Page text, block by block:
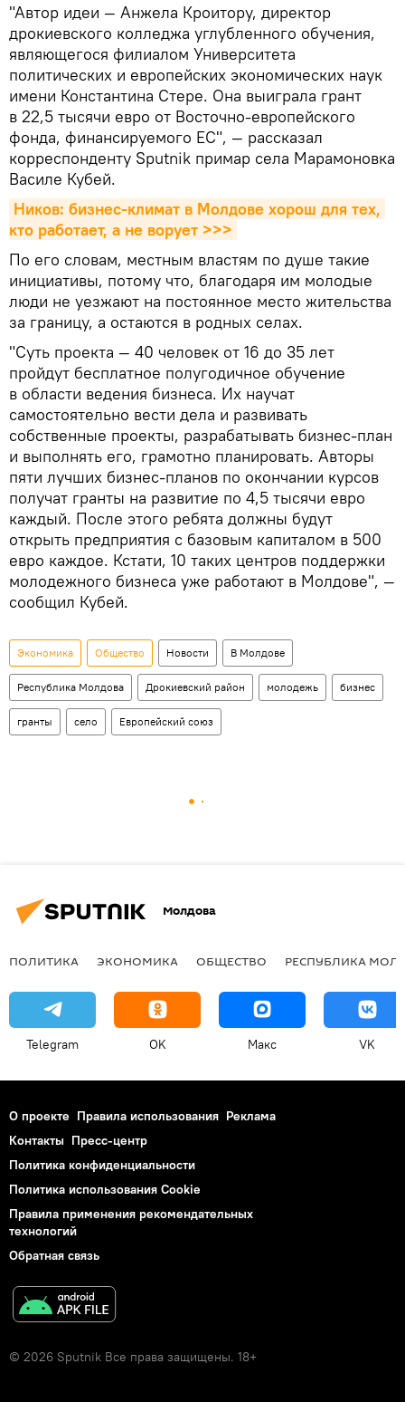
"Автор идеи — Анжела Кроитору, директор
дрокиевского колледжа углубленного обучения,
являющегося филиалом Университета
политических и европейских экономических наук
имени Константина Стере. Она выиграла грант
в 22,5 тысячи евро от Восточно-европейского
фонда, финансируемого ЕС", — рассказал
корреспонденту Sputnik примар села Марамоновка
Василе Кубей.
Ников: бизнес-климат в Молдове хорош для тех,
кто работает, а не ворует >>>
По его словам, местным властям по душе такие
инициативы, потому что, благодаря им молодые
люди не уезжают на постоянное место жительства
за границу, а остаются в родных селах.
"Суть проекта — 40 человек от 16 до 35 лет
пройдут бесплатное полугодичное обучение
в области ведения бизнеса. Их научат
самостоятельно вести дела и развивать
собственные проекты, разрабатывать бизнес-план
и выполнять его, грамотно планировать. Авторы
пяти лучших бизнес-планов по окончании курсов
получат гранты на развитие по 4,5 тысячи евро
каждый. После этого ребята должны будут
открыть предприятия с базовым капиталом в 500
евро каждое. Кстати, 10 таких центров поддержки
молодежного бизнеса уже работают в Молдове", —
сообщил Кубей.
Экономика Общество Новости В Молдове
Республика Молдова Дрокиевский район молодежь бизнес
гранты село Европейский союз
Молдова
ПОЛИТИКА ЭКОНОМИКА ОБЩЕСТВО РЕСПУБЛИКА
Telegram OK Макс VK
О проекте Правила использования Реклама
Контакты Пресс-центр
Политика конфиденциальности
Политика использования Cookie
Правила применения рекомендательных
технологий
Обратная связь
© 2026 Sputnik Все права защищены. 18+